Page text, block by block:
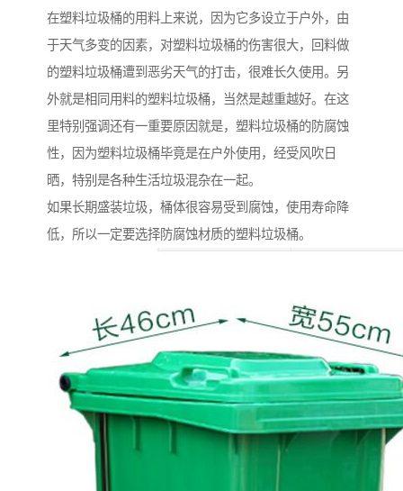
在塑料垃圾桶的用料上来说，因为它多设立于户外，由
于天气多变的因素，对塑料垃圾桶的伤害很大，回料做
的塑料垃圾桶遭到恶劣天气的打击，很难长久使用。另
外就是相同用料的塑料垃圾桶，当然是越重越好。在这
里特别强调还有一重要原因就是，塑料垃圾桶的防腐蚀
性，因为塑料垃圾桶毕竟是在户外使用，经受风吹日
晒，特别是各种生活垃圾混杂在一起。
如果长期盛装垃圾，桶体很容易受到腐蚀，使用寿命降
低，所以一定要选择防腐蚀材质的塑料垃圾桶。